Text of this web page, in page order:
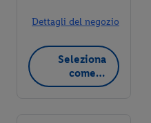
Dettagli del negozio
Seleziona
come
negozio